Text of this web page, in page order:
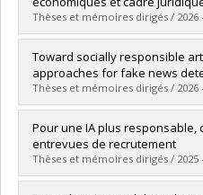
Thèses et mémoires dirigés / 2026
Graduate :Traore, Penda
Cycle :Master's
Grade :M.A.
Lien vers le document dans
Toward socially responsible
approaches for fake news
Thèses et mémoires dirigés / 2026
Graduate :Sallami, Dorsaf
Cycle :Doctoral
Grade :Ph. D.
Lien vers le document dans
Pour une IA plus responsable,
entrevues de recrutement
Thèses et mémoires dirigés / 2025